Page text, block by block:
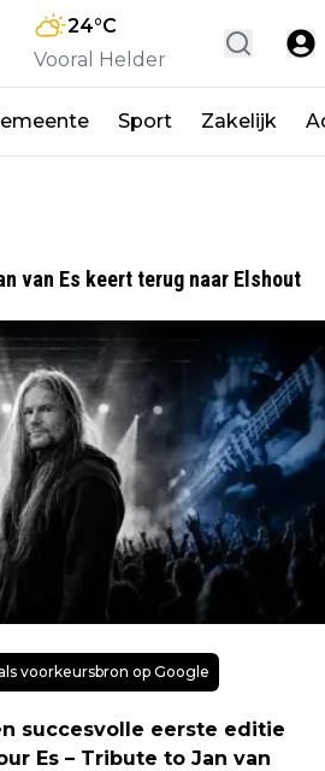
24°C
Vooral Helder
Sport Zakelijk
van Es keert terug naar Elshout
voorkeursbron op Google
succesvolle eerste editie
Es – Tribute to Jan van